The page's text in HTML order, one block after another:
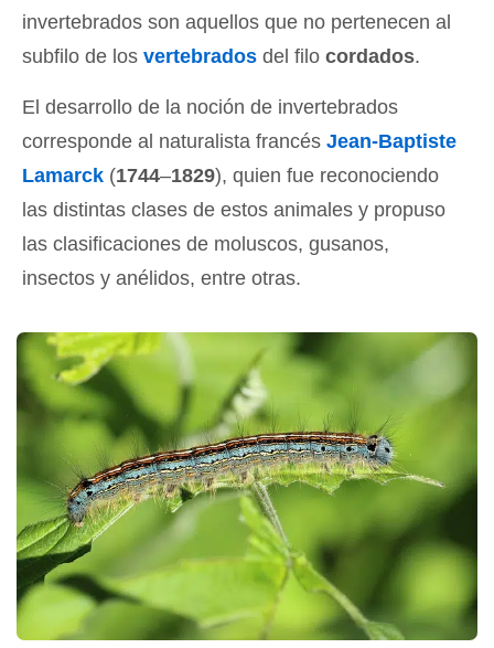
invertebrados son aquellos que no pertenecen al
subfilo de los vertebrados del filo cordados.
El desarrollo de la noción de invertebrados
corresponde al naturalista francés Jean-Baptiste
Lamarck (1744–1829), quien fue reconociendo
las distintas clases de estos animales y propuso
las clasificaciones de moluscos, gusanos,
insectos y anélidos, entre otras.